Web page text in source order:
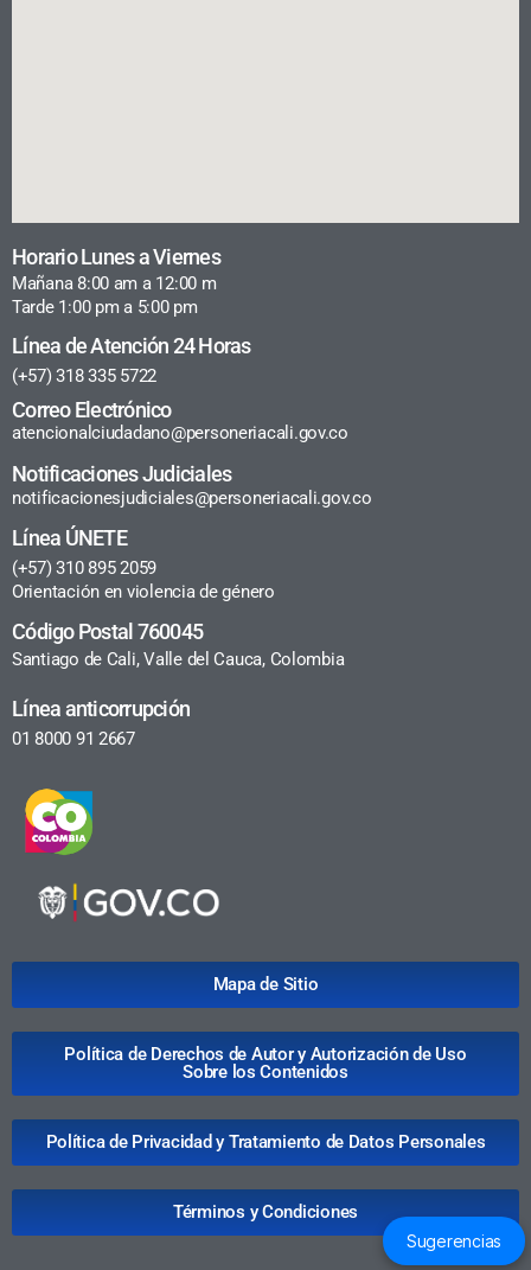
Horario Lunes a Viernes
Mañana 8:00 am a 12:00 m
Tarde 1:00 pm a 5:00 pm
Línea de Atención 24 Horas
(+57) 318 335 5722
Correo Electrónico
atencionalciudadano@personeriacali.gov.co
Notificaciones Judiciales
notificacionesjudiciales@personeriacali.gov.co
Línea ÚNETE
(+57) 310 895 2059
Orientación en violencia de género
Código Postal 760045
Santiago de Cali, Valle del Cauca, Colombia
Línea anticorrupción
01 8000 91 2667
Mapa de Sitio
Política de Derechos de Autor y Autorización de Uso
Sobre los Contenidos
Política de Privacidad y Tratamiento de Datos Personales
Términos y Condiciones
Sugerencias